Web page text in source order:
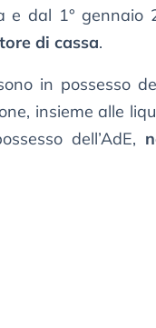
e dal 1° gennaio
di cassa.
in possesso
insieme alle
dell’AdE,